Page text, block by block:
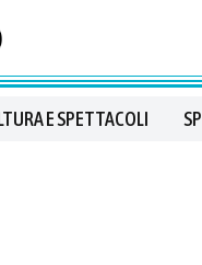
E SPETTACOLI